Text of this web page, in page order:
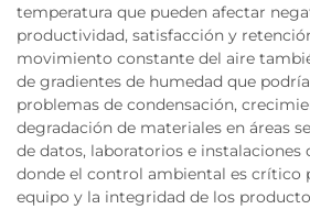
temperatura que pueden afectar
productividad, satisfacción y
movimiento constante del aire
de gradientes de humedad que
problemas de condensación,
degradación de materiales en áreas
de datos, laboratorios e instalaciones
donde el control ambiental es crítico
equipo y la integridad de los